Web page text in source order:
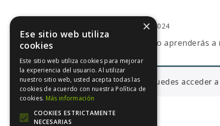
enero 18, 2024
En este curso aprenderás
No puedes acceder
×
Ese sitio web utiliza
cookies
Este sitio web utiliza cookies para mejorar
la experiencia del usuario. Al utilizar
nuestro sitio web, usted acepta todas las
cookies de acuerdo con nuestra Política de
cookies. Más información
COOKIES ESTRICTAMENTE
NECESARIAS